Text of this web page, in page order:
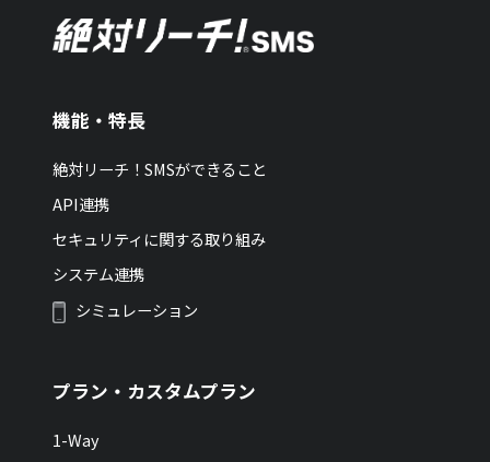
機能・特長
絶対リーチ！SMSができること
API連携
セキュリティに関する取り組み
システム連携
シミュレーション
プラン・カスタムプラン
1-Way